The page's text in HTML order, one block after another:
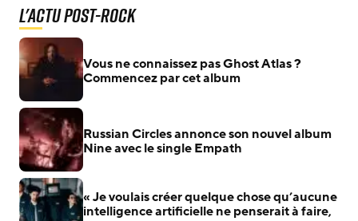
L'actu Post-Rock
Vous ne connaissez pas Ghost Atlas ?
Commencez par cet album
Russian Circles annonce son nouvel album
Nine avec le single Empath
« Je voulais créer quelque chose qu’aucune
intelligence artificielle ne penserait à faire,